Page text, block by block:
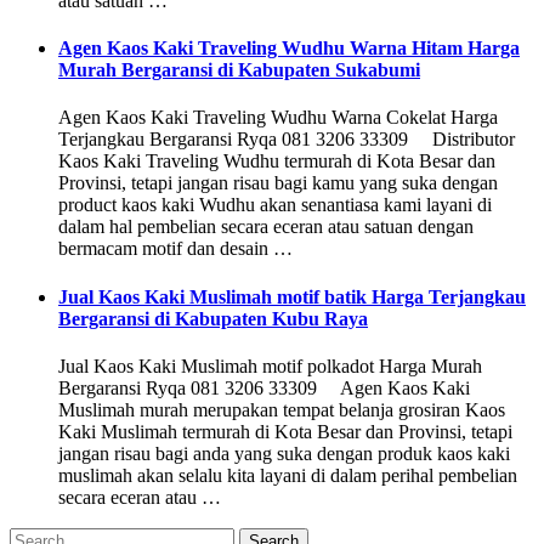
Agen Kaos Kaki Traveling Wudhu Warna Hitam Harga
Murah Bergaransi di Kabupaten Sukabumi
Agen Kaos Kaki Traveling Wudhu Warna Cokelat Harga
Terjangkau Bergaransi Ryqa 081 3206 33309 Distributor
Kaos Kaki Traveling Wudhu termurah di Kota Besar dan
Provinsi, tetapi jangan risau bagi kamu yang suka dengan
product kaos kaki Wudhu akan senantiasa kami layani di
dalam hal pembelian secara eceran atau satuan dengan
bermacam motif dan desain …
Jual Kaos Kaki Muslimah motif batik Harga Terjangkau
Bergaransi di Kabupaten Kubu Raya
Jual Kaos Kaki Muslimah motif polkadot Harga Murah
Bergaransi Ryqa 081 3206 33309 Agen Kaos Kaki
Muslimah murah merupakan tempat belanja grosiran Kaos
Kaki Muslimah termurah di Kota Besar dan Provinsi, tetapi
jangan risau bagi anda yang suka dengan produk kaos kaki
muslimah akan selalu kita layani di dalam perihal pembelian
secara eceran atau …
Search